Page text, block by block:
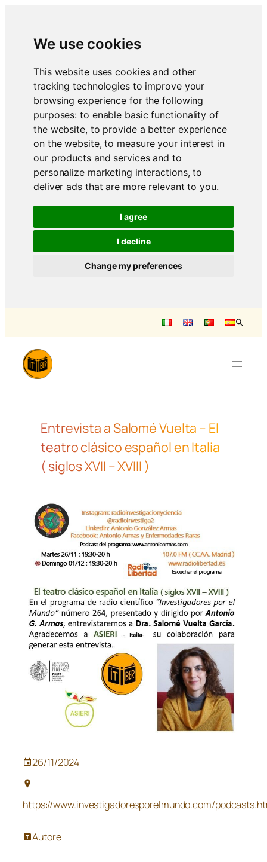
We use cookies
This website uses cookies and other
tracking technologies to improve your
browsing experience for the following
purposes:to enable basic functionality of
the website, to provide a better experience
on the website,to measure your interest in
our products and services and to
personalize marketing interactions,to
deliver ads that are more relevant to you.
I agree
I decline
Change my preferences
conteúdo
Entrevista a Salomé Vuelta – El
teatro clásico español en Italia
( siglos XVII – XVIII )
26/11/2024
https://www.investigadoresporelmundo.com/
Autore